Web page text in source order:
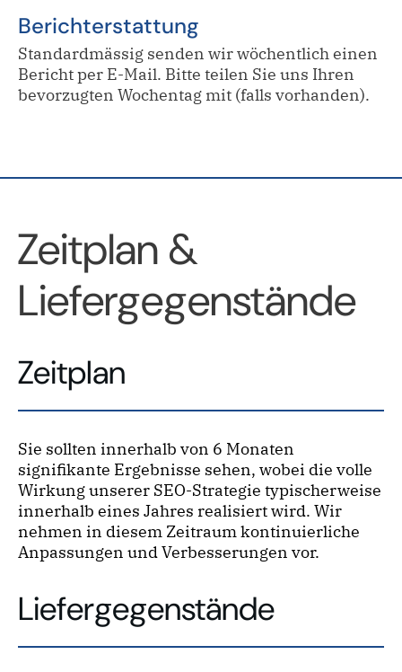
Berichterstattung
Standardmässig senden wir wöchentlich einen
Bericht per E-Mail. Bitte teilen Sie uns Ihren
bevorzugten Wochentag mit (falls vorhanden).
Zeitplan &
Liefergegenstände
Zeitplan
Sie sollten innerhalb von 6 Monaten
signifikante Ergebnisse sehen, wobei die volle
Wirkung unserer SEO-Strategie typischerweise
innerhalb eines Jahres realisiert wird. Wir
nehmen in diesem Zeitraum kontinuierliche
Anpassungen und Verbesserungen vor.
Liefergegenstände